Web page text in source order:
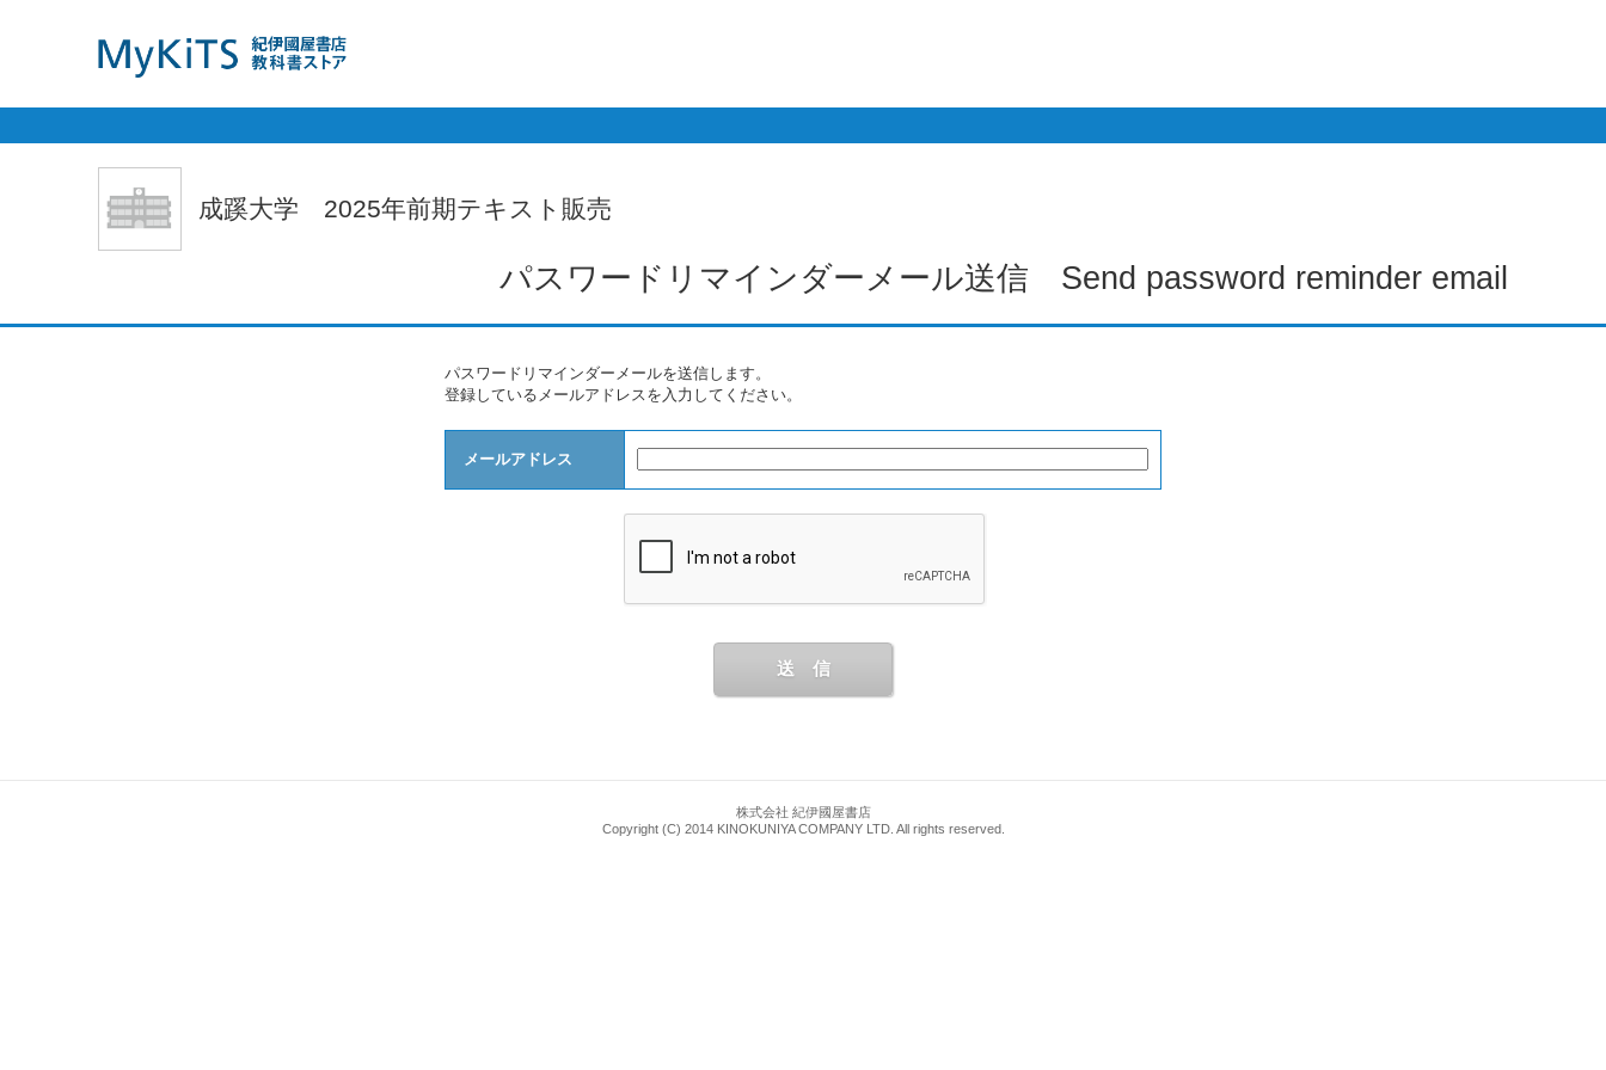
成蹊大学　2025年前期テキスト販売
パスワードリマインダーメール送信 Send password reminder email
パスワードリマインダーメールを送信します。
登録しているメールアドレスを入力してください。
メールアドレス
送 信
株式会社 紀伊國屋書店
Copyright (C) 2014 KINOKUNIYA COMPANY LTD. All rights reserved.